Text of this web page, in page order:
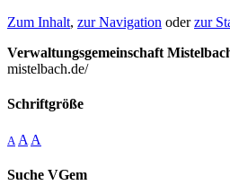
Zum Inhalt, zur Navigation oderzur
Verwaltungsgemeinschaft
mistelbach.de/
Schriftgröße
A A A
Suche VGem